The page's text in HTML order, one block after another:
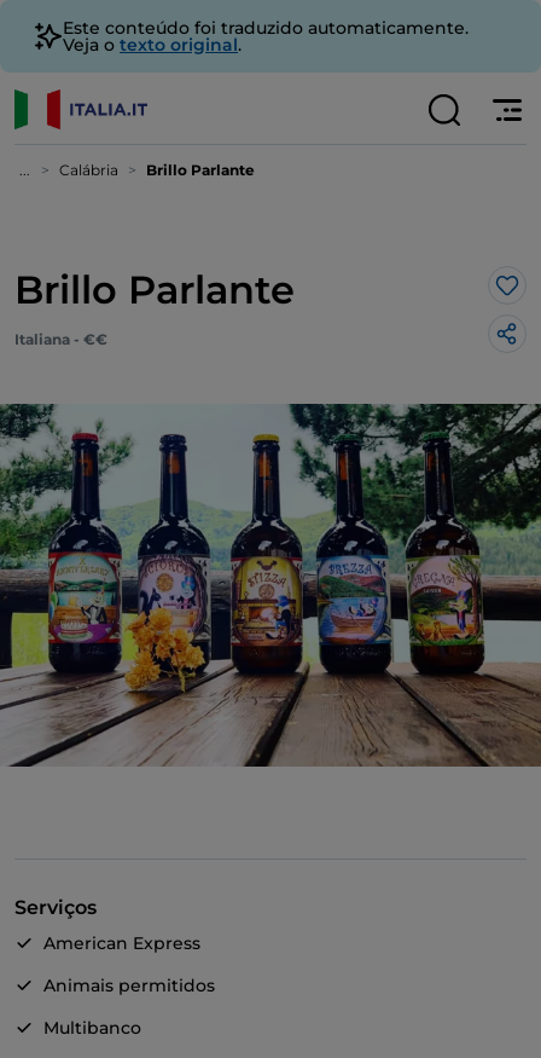
Este conteúdo foi traduzido automaticamente.
Veja o texto original.
... Calábria Brillo Parlante
Brillo Parlante
Italiana - €€
Serviços
American Express
Animais permitidos
Multibanco